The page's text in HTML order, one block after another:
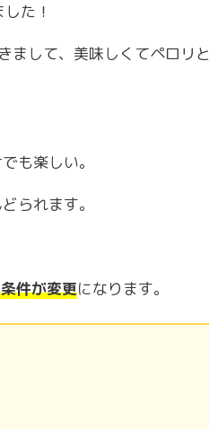
た！
まして、美味しくてペロリと
も楽しい。
られます。
件が変更になります。